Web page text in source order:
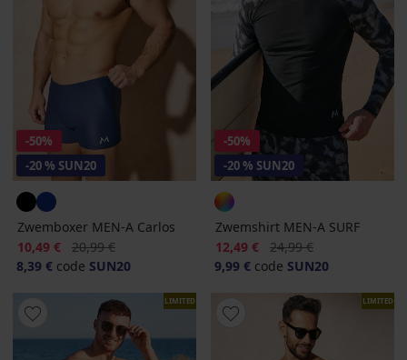
-50%
-20 % SUN20
Zwemboxer MEN-A Carlos
Korting
10,49 € Oorspronkelijke prijs
20,99 €
8,39 € code SUN20
-50%
-20 % SUN20
Zwemshirt MEN-A SURF
Korting
12,49 € Oorspronkelijke prijs
24,99 €
9,99 € code SUN20
LIMITED LIMITED